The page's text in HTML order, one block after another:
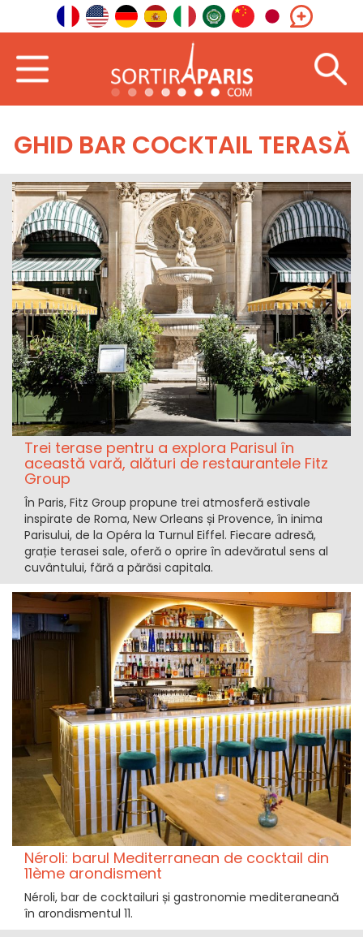
GHID BAR COCKTAIL TERASĂ
Trei terase pentru a explora Parisul în
această vară, alături de restaurantele Fitz
Group
În Paris, Fitz Group propune trei atmosferă estivale
inspirate de Roma, New Orleans și Provence, în inima
Parisului, de la Opéra la Turnul Eiffel. Fiecare adresă,
grație terasei sale, oferă o oprire în adevăratul sens al
cuvântului, fără a părăsi capitala.
Néroli: barul Mediterranean de cocktail din
11ème arondisment
Néroli, bar de cocktailuri și gastronomie mediteraneană
în arondismentul 11.